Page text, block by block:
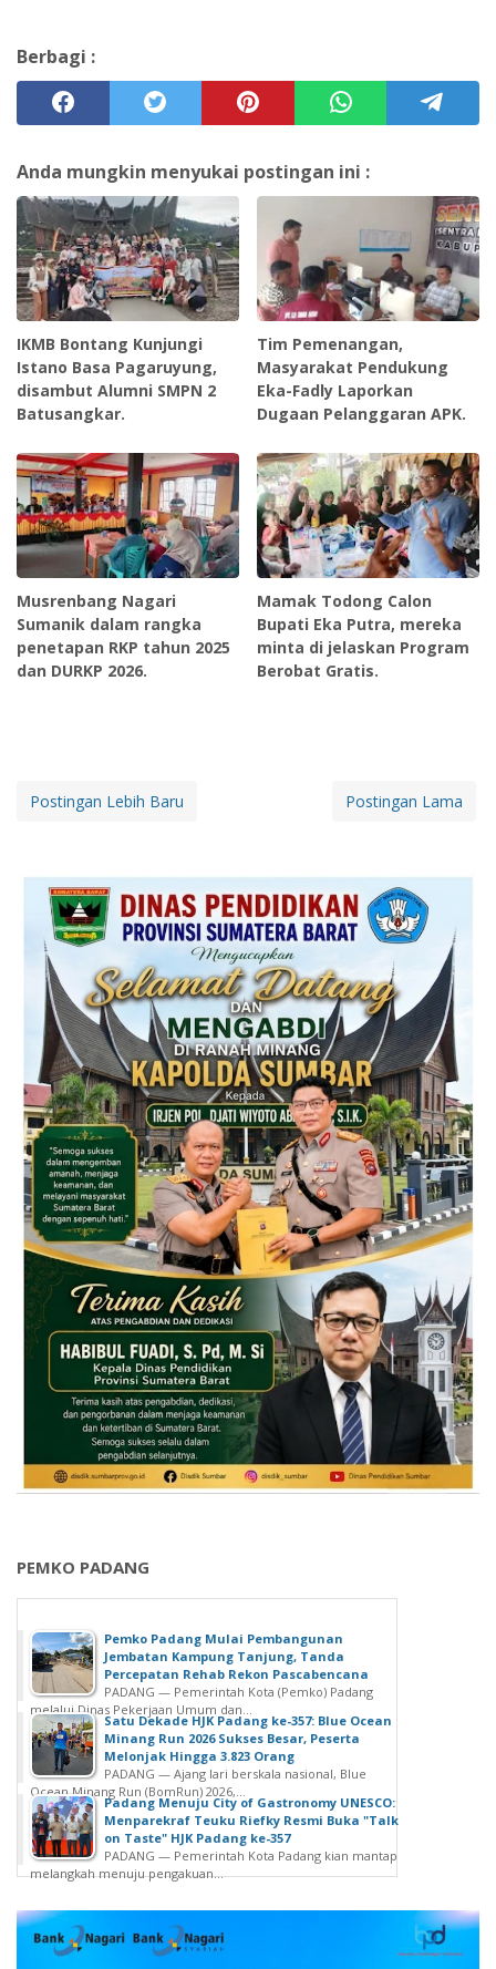
Berbagi :
Anda mungkin menyukai postingan ini :
IKMB Bontang Kunjungi
Istano Basa Pagaruyung,
disambut Alumni SMPN 2
Batusangkar.
Tim Pemenangan,
Masyarakat Pendukung
Eka-Fadly Laporkan
Dugaan Pelanggaran APK.
Musrenbang Nagari
Sumanik dalam rangka
penetapan RKP tahun 2025
dan DURKP 2026.
Mamak Todong Calon
Bupati Eka Putra, mereka
minta di jelaskan Program
Berobat Gratis.
Postingan Lebih Baru Postingan Lama
PEMKO PADANG
Pemko Padang Mulai Pembangunan
Jembatan Kampung Tanjung, Tanda
Percepatan Rehab Rekon Pascabencana
PADANG — Pemerintah Kota (Pemko) Padang
melalui Dinas Pekerjaan Umum dan...
Satu Dekade HJK Padang ke-357: Blue Ocean
Minang Run 2026 Sukses Besar, Peserta
Melonjak Hingga 3.823 Orang
PADANG — Ajang lari berskala nasional, Blue
Ocean Minang Run (BomRun) 2026,...
Padang Menuju City of Gastronomy UNESCO:
Menparekraf Teuku Riefky Resmi Buka "Talk
on Taste" HJK Padang ke-357
PADANG — Pemerintah Kota Padang kian mantap
melangkah menuju pengakuan...